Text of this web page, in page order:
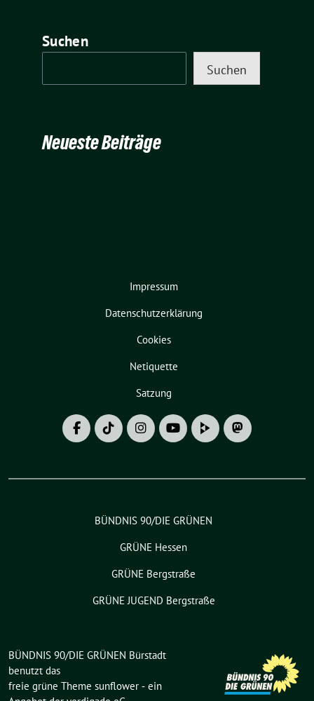
Suchen
Suchen
Neueste Beiträge
Impressum
Datenschutzerklärung
Cookies
Netiquette
Satzung
BÜNDNIS 90/DIE GRÜNEN
GRÜNE Hessen
GRÜNE Bergstraße
GRÜNE JUGEND Bergstraße
BÜNDNIS 90/DIE GRÜNEN Bürstadt
benutzt das
freie grüne Theme sunflower ‐ ein